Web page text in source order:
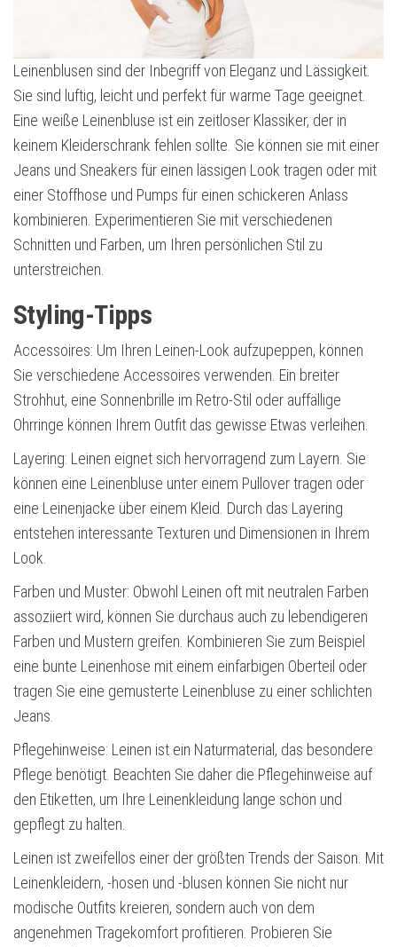
Leinenblusen sind der Inbegriff von Eleganz und Lässigkeit.
Sie sind luftig, leicht und perfekt für warme Tage geeignet.
Eine weiße Leinenbluse ist ein zeitloser Klassiker, der in
keinem Kleiderschrank fehlen sollte. Sie können sie mit einer
Jeans und Sneakers für einen lässigen Look tragen oder mit
einer Stoffhose und Pumps für einen schickeren Anlass
kombinieren. Experimentieren Sie mit verschiedenen
Schnitten und Farben, um Ihren persönlichen Stil zu
unterstreichen.
Styling-Tipps
Accessoires: Um Ihren Leinen-Look aufzupeppen, können
Sie verschiedene Accessoires verwenden. Ein breiter
Strohhut, eine Sonnenbrille im Retro-Stil oder auffällige
Ohrringe können Ihrem Outfit das gewisse Etwas verleihen.
Layering: Leinen eignet sich hervorragend zum Layern. Sie
können eine Leinenbluse unter einem Pullover tragen oder
eine Leinenjacke über einem Kleid. Durch das Layering
entstehen interessante Texturen und Dimensionen in Ihrem
Look.
Farben und Muster: Obwohl Leinen oft mit neutralen Farben
assoziiert wird, können Sie durchaus auch zu lebendigeren
Farben und Mustern greifen. Kombinieren Sie zum Beispiel
eine bunte Leinenhose mit einem einfarbigen Oberteil oder
tragen Sie eine gemusterte Leinenbluse zu einer schlichten
Jeans.
Pflegehinweise: Leinen ist ein Naturmaterial, das besondere
Pflege benötigt. Beachten Sie daher die Pflegehinweise auf
den Etiketten, um Ihre Leinenkleidung lange schön und
gepflegt zu halten.
Leinen ist zweifellos einer der größten Trends der Saison. Mit
Leinenkleidern, -hosen und -blusen können Sie nicht nur
modische Outfits kreieren, sondern auch von dem
angenehmen Tragekomfort profitieren. Probieren Sie